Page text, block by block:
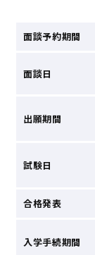
面談予約期間
面談日
出願期間
試験日
合格発表
入学手続期間